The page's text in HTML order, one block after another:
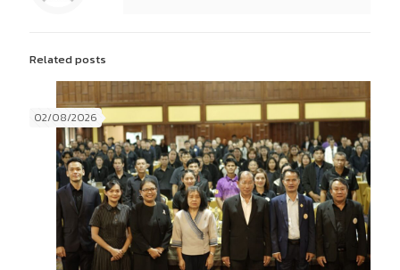
Related posts
02/08/2026